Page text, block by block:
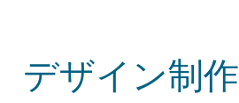
デザイン制作